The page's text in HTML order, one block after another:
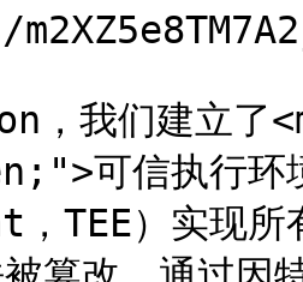
，我们建立
可信执行
TEE）实现所